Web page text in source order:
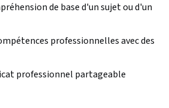
de base d'un sujet ou d'un
professionnelles avec des
professionnel partageable